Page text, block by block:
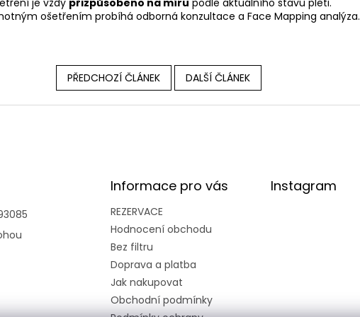
je vždy přizpůsobeno na míru podle aktuálního stavu pleti.
ošetřením probíhá odborná konzultace a Face Mapping analýza.
PŘEDCHOZÍ ČLÁNEK DALŠÍ ČLÁNEK
Informace pro vás
REZERVACE
Hodnocení obchodu
Bez filtru
Doprava a platba
Jak nakupovat
Obchodní podmínky
Instagram